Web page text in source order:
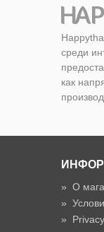
среди
как
» О
»
»